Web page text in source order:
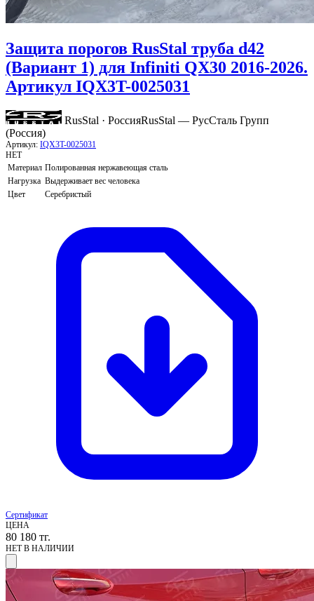
Защита порогов RusStal труба d42
(Вариант 1) для Infiniti QX30 2016-2026.
Артикул IQX3T-0025031
RusStal · РоссияRusStal — РусСталь Групп
(Россия)
Артикул: IQX3T-0025031
НЕТ
Материал Полированная нержавеющая сталь
Нагрузка Выдерживает вес человека
Цвет
Серебристый
Сертификат
ЦЕНА
80 180 тг.
НЕТ В НАЛИЧИИ